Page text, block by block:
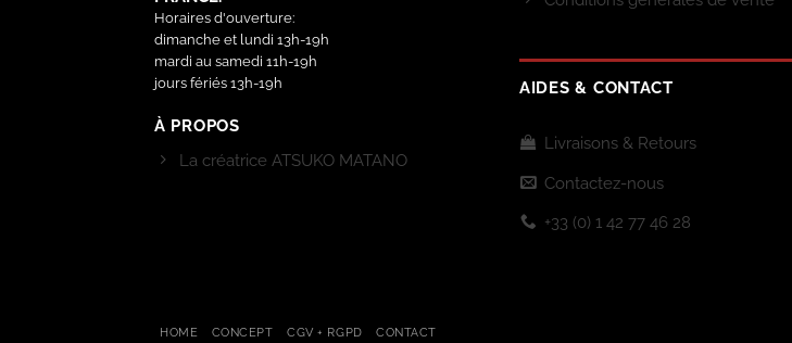
Horaires d'ouverture:
dimanche et lundi 13h-19h
mardi au samedi 11h-19h
jours fériés 13h-19h
À PROPOS
La créatrice ATSUKO MATANO
AIDES & CONTACT
Livraisons & Retours
Contactez-nous
+33 (0) 1 42 77 46 28
HOME CONCEPT CGV + RGPD CONTACT